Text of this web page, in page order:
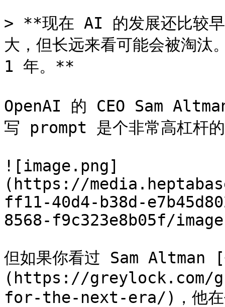
> **现在 AI 的发展还比较早
大，但长远来看可能会被淘
1 年。**
OpenAI 的 CEO Sam
写 prompt 是个非常高杠杆
![image.png]
(https://
ff11-40d4-b38d-
8568-f9c323e8b05f/
但如果你看过 Sam Altman
(https://greylock.com/
for-the-next-era/)，他在